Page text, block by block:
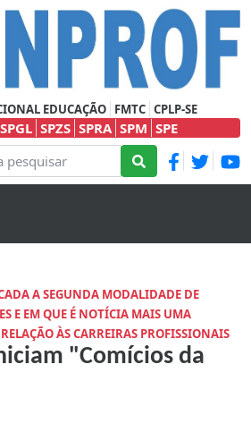
EDUCAÇÃO FMTC CPLP-SE
SPGL SPZS SPRA SPM SPE
A SEGUNDA MODALIDADE DE
E EM QUE É NOTÍCIA MAIS UMA
ÀS CARREIRAS PROFISSIONAIS
"Comícios da